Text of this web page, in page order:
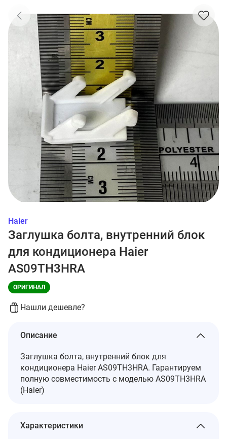
Haier
Заглушка болта, внутренний блок
для кондиционера Haier
AS09TH3HRA
ОРИГИНАЛ
Нашли дешевле?
Описание
Заглушка болта, внутренний блок для
кондиционера Haier AS09TH3HRA. Гарантируем
полную совместимость с моделью AS09TH3HRA
(Haier)
Характеристики